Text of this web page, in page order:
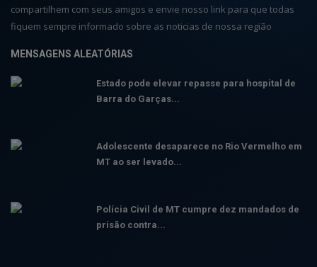
compartilhem com seus amigos e envie nosso link para que todas
fiquem sempre informado sobre as noticias de nossa região
MENSAGENS ALEATÓRIAS
Estado pode elevar repasse para hospital de
Barra do Garças...
Adolescente desaparece no Rio Vermelho em
MT ao ser levado...
Polícia Civil de MT cumpre dez mandados de
prisão contra...